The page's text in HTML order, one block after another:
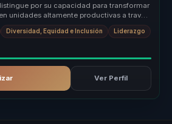
por su capacidad para transformar
unidades altamente productivas a través
Diversidad, Equidad e Inclusión Liderazgo
Ver Perfil